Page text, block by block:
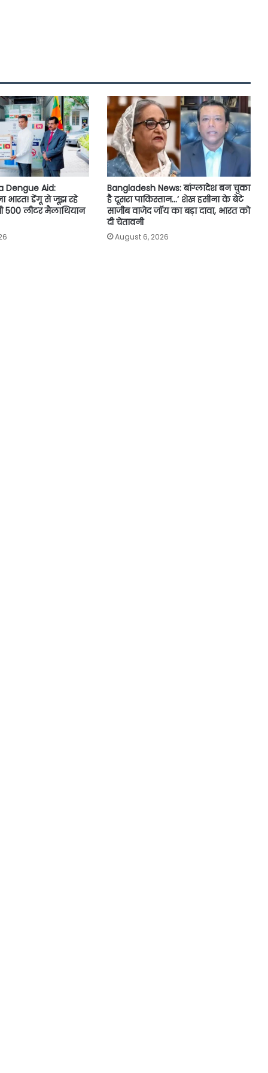
Dengue Aid:
भारत! डेंगू से जूझ रहे
500 लीटर मैलाथियान
Bangladesh News: बांग्लादेश बन चुका
है दूसरा पाकिस्तान…’ शेख हसीना के बेटे
साजीब वाजेद जॉय का बड़ा दावा, भारत को
दी चेतावनी
August 6, 2026